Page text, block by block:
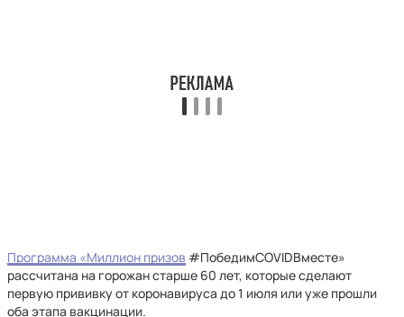
Программа «Миллион призов #ПобедимCOVIDВместе»
рассчитана на горожан старше 60 лет, которые сделают
первую прививку от коронавируса до 1 июля или уже прошли
оба этапа вакцинации.